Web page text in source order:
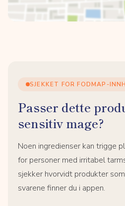
SJEKKET FOR FODMAP-
Passer dette
sensitiv mage?
Noen ingredienser kan trigge
for personer med irritabel
sjekker hvorvidt produkter
svarene finner du i appen.